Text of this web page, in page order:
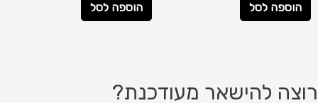
הוספה לסל הוספה לסל
רוצה להישאר מעודכנת?